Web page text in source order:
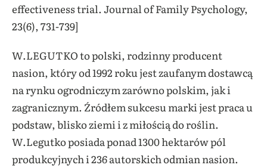
effectiveness trial. Journal of Family Psychology,
23(6), 731-739]
W.LEGUTKO to polski, rodzinny producent
nasion, który od 1992 roku jest zaufanym dostawcą
na rynku ogrodniczym zarówno polskim, jak i
zagranicznym. Źródłem sukcesu marki jest praca u
podstaw, blisko ziemi i z miłością do roślin.
W.Legutko posiada ponad 1300 hektarów pól
produkcyjnych i 236 autorskich odmian nasion.